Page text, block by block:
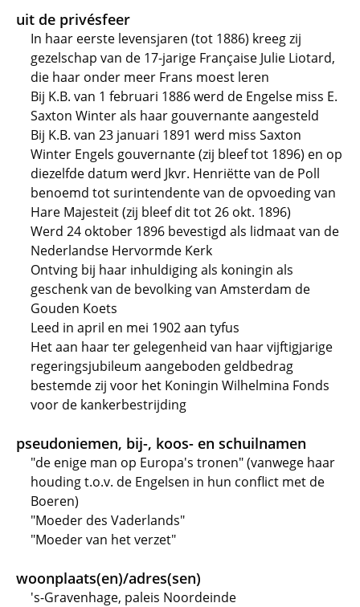
uit de privésfeer
In haar eerste levensjaren (tot 1886) kreeg zij
gezelschap van de 17-jarige Française Julie Liotard,
die haar onder meer Frans moest leren
Bij K.B. van 1 februari 1886 werd de Engelse miss E.
Saxton Winter als haar gouvernante aangesteld
Bij K.B. van 23 januari 1891 werd miss Saxton
Winter Engels gouvernante (zij bleef tot 1896) en op
diezelfde datum werd Jkvr. Henriëtte van de Poll
benoemd tot surintendente van de opvoeding van
Hare Majesteit (zij bleef dit tot 26 okt. 1896)
Werd 24 oktober 1896 bevestigd als lidmaat van de
Nederlandse Hervormde Kerk
Ontving bij haar inhuldiging als koningin als
geschenk van de bevolking van Amsterdam de
Gouden Koets
Leed in april en mei 1902 aan tyfus
Het aan haar ter gelegenheid van haar vijftigjarige
regeringsjubileum aangeboden geldbedrag
bestemde zij voor het Koningin Wilhelmina Fonds
voor de kankerbestrijding
pseudoniemen, bij-, koos- en schuilnamen
"de enige man op Europa's tronen" (vanwege haar
houding t.o.v. de Engelsen in hun conflict met de
Boeren)
"Moeder des Vaderlands"
"Moeder van het verzet"
woonplaats(en)/adres(sen)
's-Gravenhage, paleis Noordeinde